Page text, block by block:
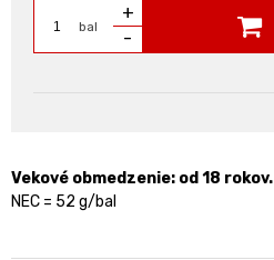
bal
+
-
Vekové obmedzenie: od 18 rokov.
NEC = 52 g/bal